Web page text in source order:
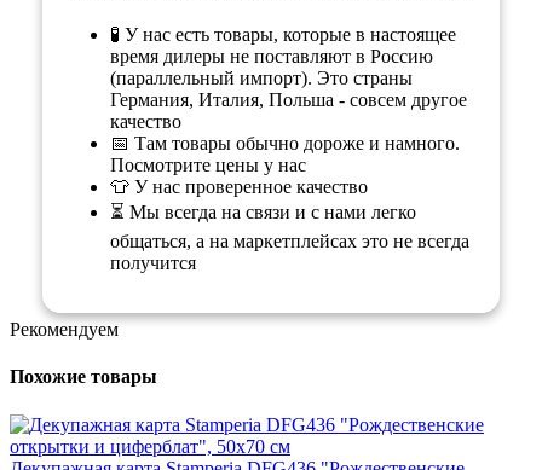
🧪 У нас есть товары, которые в настоящее
время дилеры не поставляют в Россию
(параллельный импорт). Это страны
Германия, Италия, Польша - совсем другое
качество
📅 Там товары обычно дороже и намного.
Посмотрите цены у нас
👕 У нас проверенное качество
⏳ Мы всегда на связи и с нами легко
общаться, а на маркетплейсах это не всегда
получится
Рекомендуем
Похожие товары